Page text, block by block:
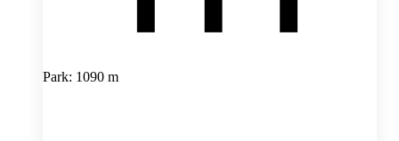
Park: 1090 m